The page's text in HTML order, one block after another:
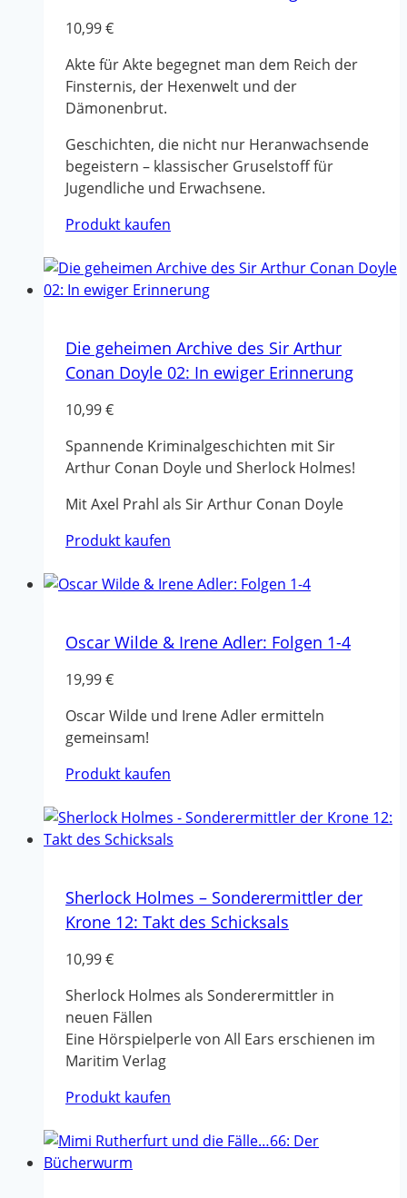
10,99€
Akte für Akte begegnet man dem Reich der
Finsternis, der Hexenwelt und der
Dämonenbrut.
Geschichten, die nicht nur Heranwachsende
begeistern – klassischer Gruselstoff für
Jugendliche und Erwachsene.
Produkt kaufen
Die geheimen Archive des Sir Arthur
Conan Doyle 02: In ewiger Erinnerung
10,99€
Spannende Kriminalgeschichten mit Sir
Arthur Conan Doyle und Sherlock Holmes!
Mit Axel Prahl als Sir Arthur Conan Doyle
Produkt kaufen
Oscar Wilde & Irene Adler: Folgen 1-4
19,99€
Oscar Wilde und Irene Adler ermitteln
gemeinsam!
Produkt kaufen
Sherlock Holmes – Sonderermittler der
Krone 12: Takt des Schicksals
10,99€
Sherlock Holmes als Sonderermittler in
neuen Fällen
Eine Hörspielperle von All Ears erschienen im
Maritim Verlag
Produkt kaufen